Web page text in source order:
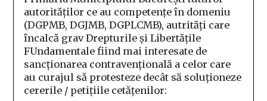
autorităților ce au competențe în domeniu
(DGPMB, DGJMB, DGPLCMB), autrități care
încalcă grav Drepturile și Libertățile
FUndamentale fiind mai interesate de
sancționarea contravențională a celor care
au curajul să protesteze decât să soluționeze
cererile / petițiile cetățenilor: